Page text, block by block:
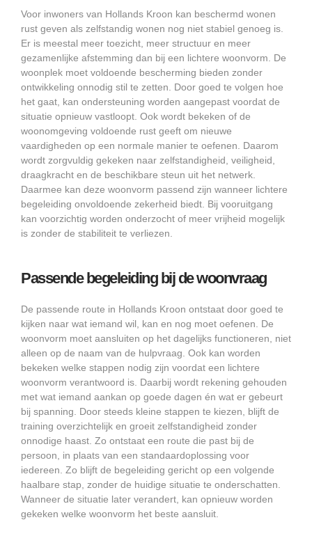
Voor inwoners van Hollands Kroon kan beschermd wonen
rust geven als zelfstandig wonen nog niet stabiel genoeg is.
Er is meestal meer toezicht, meer structuur en meer
gezamenlijke afstemming dan bij een lichtere woonvorm. De
woonplek moet voldoende bescherming bieden zonder
ontwikkeling onnodig stil te zetten. Door goed te volgen hoe
het gaat, kan ondersteuning worden aangepast voordat de
situatie opnieuw vastloopt. Ook wordt bekeken of de
woonomgeving voldoende rust geeft om nieuwe
vaardigheden op een normale manier te oefenen. Daarom
wordt zorgvuldig gekeken naar zelfstandigheid, veiligheid,
draagkracht en de beschikbare steun uit het netwerk.
Daarmee kan deze woonvorm passend zijn wanneer lichtere
begeleiding onvoldoende zekerheid biedt. Bij vooruitgang
kan voorzichtig worden onderzocht of meer vrijheid mogelijk
is zonder de stabiliteit te verliezen.
Passende begeleiding bij de woonvraag
De passende route in Hollands Kroon ontstaat door goed te
kijken naar wat iemand wil, kan en nog moet oefenen. De
woonvorm moet aansluiten op het dagelijks functioneren, niet
alleen op de naam van de hulpvraag. Ook kan worden
bekeken welke stappen nodig zijn voordat een lichtere
woonvorm verantwoord is. Daarbij wordt rekening gehouden
met wat iemand aankan op goede dagen én wat er gebeurt
bij spanning. Door steeds kleine stappen te kiezen, blijft de
training overzichtelijk en groeit zelfstandigheid zonder
onnodige haast. Zo ontstaat een route die past bij de
persoon, in plaats van een standaardoplossing voor
iedereen. Zo blijft de begeleiding gericht op een volgende
haalbare stap, zonder de huidige situatie te onderschatten.
Wanneer de situatie later verandert, kan opnieuw worden
gekeken welke woonvorm het beste aansluit.